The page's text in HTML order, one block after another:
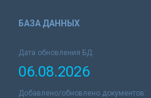
БАЗА ДАННЫХ
Дата обновления БД:
06.08.2026
Добавлено/обновлено документов: